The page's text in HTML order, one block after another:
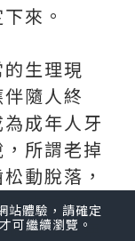
來。
生理現
隨人終
成年人牙
所謂老掉
動脫落，
的菌斑微
過矯正無
體驗，請確定
才可繼續瀏覽。